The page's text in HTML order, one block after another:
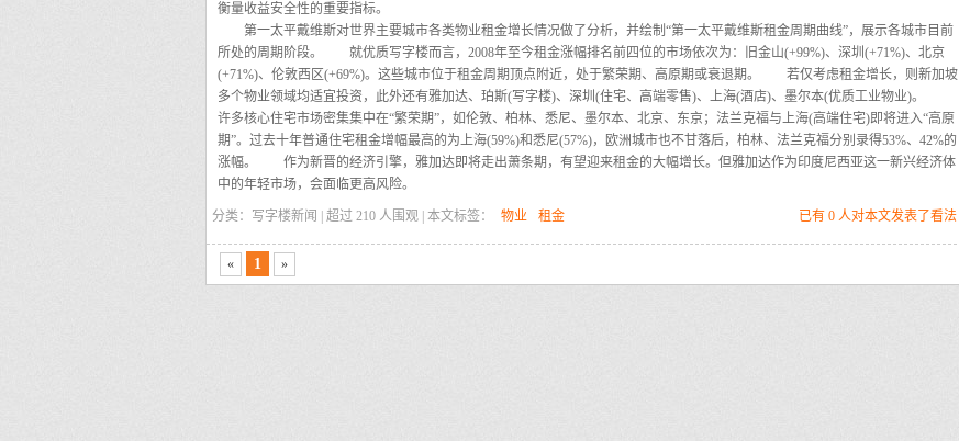
衡量收益安全性的重要指标。
第一太平戴维斯对世界主要城市各类物业租金增长情况做了分析，并绘制“第一太平戴维斯租金周期曲线”，展示各城市目前
所处的周期阶段。
就优质写字楼而言，2008年至今租金涨幅排名前四位的市场依次为：旧金山(+99%)、深圳(+71%)、北京
(+71%)、伦敦西区(+69%)。这些城市位于租金周期顶点附近，处于繁荣期、高原期或衰退期。
若仅考虑租金增长，则新加坡
多个物业领域均适宜投资，此外还有雅加达、珀斯(写字楼)、深圳(住宅、高端零售)、上海(酒店)、墨尔本(优质工业物业)。
许多核心住宅市场密集集中在“繁荣期”，如伦敦、柏林、悉尼、墨尔本、北京、东京；法兰克福与上海(高端住宅)即将进入“高原
期”。过去十年普通住宅租金增幅最高的为上海(59%)和悉尼(57%)，欧洲城市也不甘落后，柏林、法兰克福分别录得53%、42%的
涨幅。
作为新晋的经济引擎，雅加达即将走出萧条期，有望迎来租金的大幅增长。但雅加达作为印度尼西亚这一新兴经济体
中的年轻市场，会面临更高风险。
已有 0 人对本文发表了看法
分类：写字楼新闻 | 超过 210 人围观 | 本文标签： 物业 租金
« 1 »